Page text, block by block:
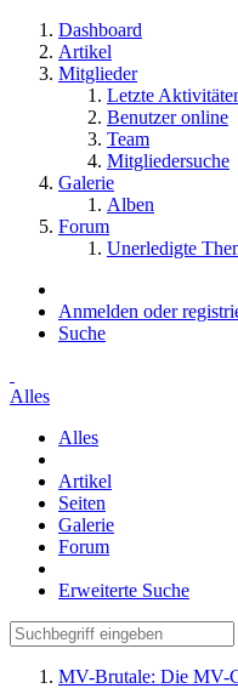
Dashboard
Artikel
Mitglieder
Letzte
Benutzer online
Team
Mitgliedersuche
Galerie
Alben
Forum
Unerledigte
Anmelden oder
Suche
Alles
Alles
Artikel
Seiten
Galerie
Forum
Erweiterte Suche
MV-Brutale: Die MV-